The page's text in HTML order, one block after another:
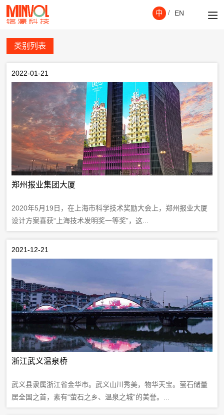
中 / EN
类别列表
2022-01-21
郑州报业集团大厦
2020年5月19日，在上海市科学技术奖励大会上，郑州报业大厦
设计方案喜获“上海技术发明奖一等奖”，这...
2021-12-21
浙江武义温泉桥
武义县隶属浙江省金华市。武义山川秀美，物华天宝。萤石储量
居全国之首，素有“萤石之乡、温泉之城”的美誉。...